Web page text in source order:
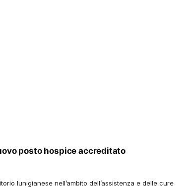
posto hospice accreditato
lunigianese nell’ambito dell’assistenza e delle cure